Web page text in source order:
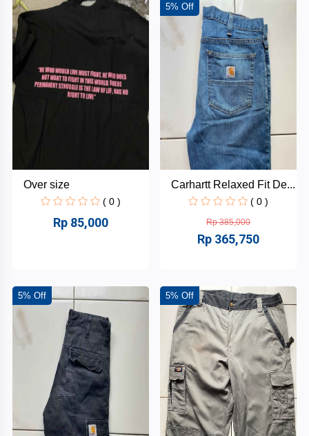
Over size
( 0 )
Rp 85,000
5% Off
Carhartt Relaxed Fit De...
( 0 )
Rp 385,000
Rp 365,750
5% Off 5% Off